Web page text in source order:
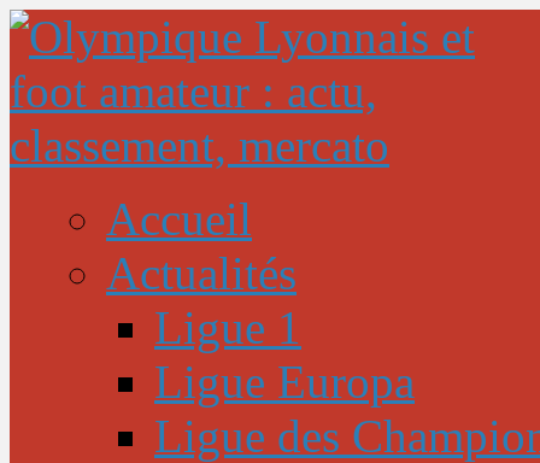
Accueil
Actualités
Ligue 1
Ligue Europa
Ligue des